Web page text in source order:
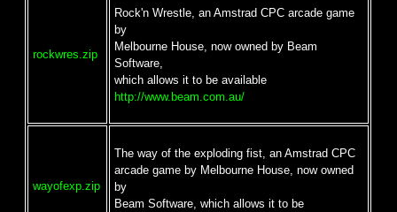
rockwres.zip
Rock'n Wrestle, an Amstrad CPC arcade game
by
Melbourne House, now owned by Beam
Software,
which allows it to be available
http://www.beam.com.au/
wayofexp.zip
The way of the exploding fist, an Amstrad CPC
arcade game by Melbourne House, now owned
by
Beam Software, which allows it to be